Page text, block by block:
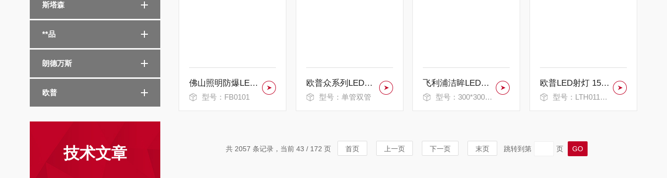
斯塔森
**品
朗德万斯
欧普
技术文章
佛山照明防爆LED投光灯 50W 80W 100W 120W
型号：FB0101
欧普众系列LED空支架 T8 1.2米 平盖 带罩
型号：单管双管
飞利浦洁眸LED平板灯 RC049B 14W 24W
型号：300*300*600MM
欧普LED射灯 15W 灵月II天花灯 24W
型号：LTH011501
共 2057 条记录，当前 43 / 172 页 首页 上一页 下一页 末页 跳转到第 页